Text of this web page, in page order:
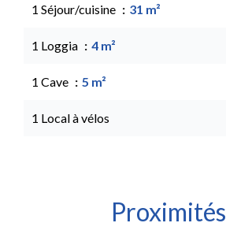
1 Séjour/cuisine 31 m²
1 Loggia 4 m²
1 Cave 5 m²
1 Local à vélos
Proximités